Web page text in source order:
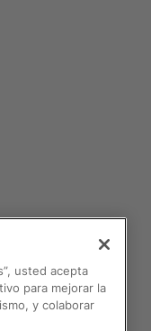
usted acepta
para mejorar la
y colaborar